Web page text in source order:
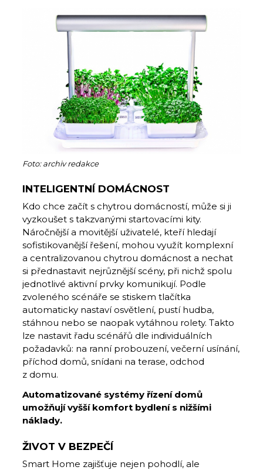
Foto: archiv redakce
INTELIGENTNÍ DOMÁCNOST
Kdo chce začít s chytrou domácností, může si ji
vyzkoušet s takzvanými startovacími kity.
Náročnější a movitější uživatelé, kteří hledají
sofistikovanější řešení, mohou využít komplexní
a centralizovanou chytrou domácnost a nechat
si přednastavit nejrůznější scény, při nichž spolu
jednotlivé aktivní prvky komunikují. Podle
zvoleného scénáře se stiskem tlačítka
automaticky nastaví osvětlení, pustí hudba,
stáhnou nebo se naopak vytáhnou rolety. Takto
lze nastavit řadu scénářů dle individuálních
požadavků: na ranní probouzení, večerní usínání,
příchod domů, snídani na terase, odchod
z domu.
Automatizované systémy řízení domů
umožňují vyšší komfort bydlení s nižšími
náklady.
ŽIVOT V BEZPEČÍ
Smart Home zajišťuje nejen pohodlí, ale